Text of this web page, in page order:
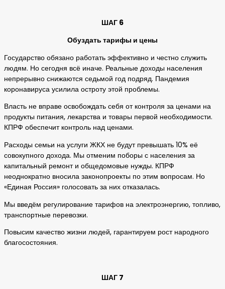
ШАГ 6
Обуздать тарифы и цены
Государство обязано работать эффективно и честно служить
людям. Но сегодня всё иначе. Реальные доходы населения
непрерывно снижаются седьмой год подряд. Пандемия
коронавируса усилила остроту этой проблемы.
Власть не вправе освобождать себя от контроля за ценами на
продукты питания, лекарства и товары первой необходимости.
КПРФ обеспечит контроль над ценами.
Расходы семьи на услуги ЖКХ не будут превышать 10% её
совокупного дохода. Мы отменим поборы с населения за
капитальный ремонт и общедомовые нужды. КПРФ
неоднократно вносила законопроекты по этим вопросам. Но
«Единая Россия» голосовать за них отказалась.
Мы введём регулирование тарифов на электроэнергию, топливо,
транспортные перевозки.
Повысим качество жизни людей, гарантируем рост народного
благосостояния.
ШАГ 7